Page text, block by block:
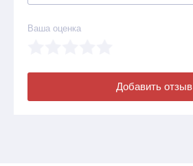
Ваша оценка
Добавить отзыв